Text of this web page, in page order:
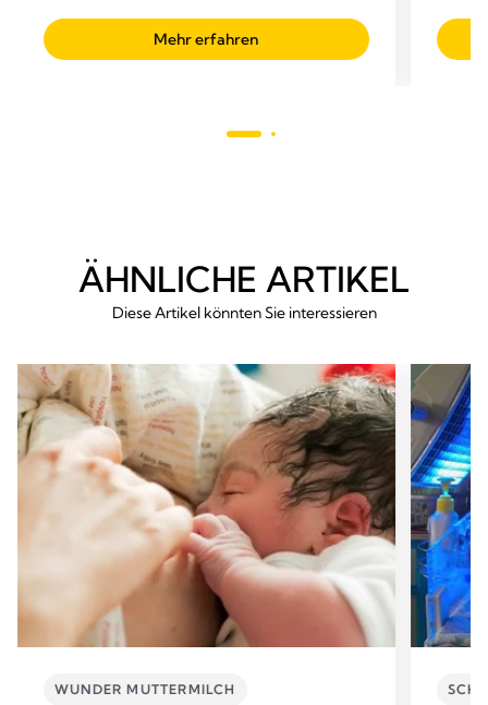
von
5
Mehr erfahren
ÄHNLICHE ARTIKEL
Diese Artikel könnten Sie interessieren
WUNDER MUTTERMILCH